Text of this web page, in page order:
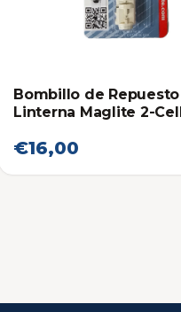
Bombillo de Repuesto
Linterna Maglite 2-
€16,00